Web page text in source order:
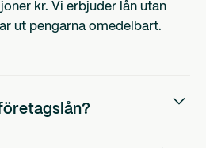
kr. Vi erbjuder lån utan
ut pengarna omedelbart.